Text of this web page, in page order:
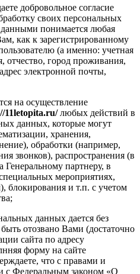
добровольное согласие
своих персональных
понимается любая
как к зарегистрированному
(а именно: учетная
отчество, город проживания,
электронной почты,
на осуществление
11letopita.ru/любых действий в
данных, которые могут
хранения,
обработки (например,
звонков), распространения (в
Генеральному партнеру, в
мероприятиях,
блокирования и т.п. с учетом
данных дается без
отозвано Вами (достаточно
сайта по адресу
форму на сайте
что с правами и
с Федеральным законом «О